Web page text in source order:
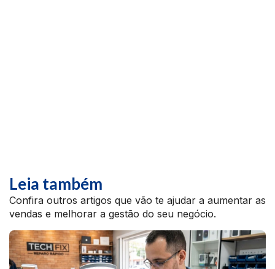
Leia também
Confira outros artigos que vão te ajudar a aumentar as
vendas e melhorar a gestão do seu negócio.